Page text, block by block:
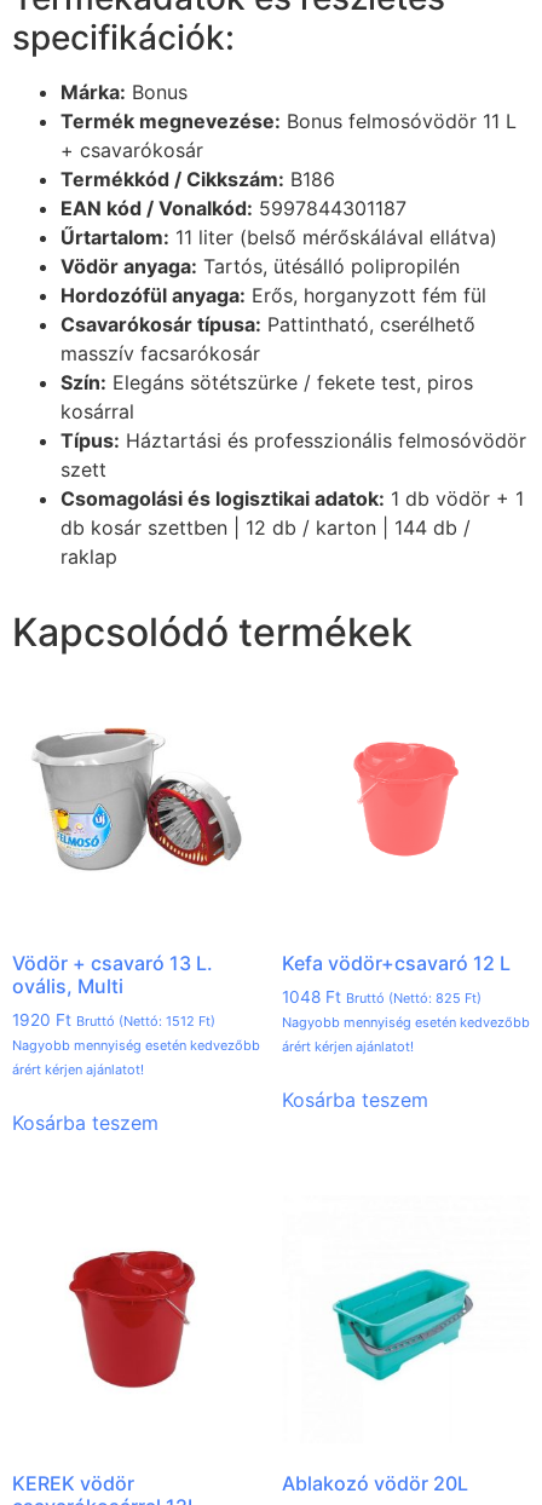
specifikációk:
Márka: Bonus
Termék megnevezése: Bonus felmosóvödör 11 L
+ csavarókosár
Termékkód / Cikkszám: B186
EAN kód / Vonalkód: 5997844301187
Űrtartalom: 11 liter (belső mérőskálával ellátva)
Vödör anyaga: Tartós, ütésálló polipropilén
Hordozófül anyaga: Erős, horganyzott fém fül
Csavarókosár típusa: Pattintható, cserélhető
masszív facsarókosár
Szín: Elegáns sötétszürke / fekete test, piros
kosárral
Típus: Háztartási és professzionális felmosóvödör
szett
Csomagolási és logisztikai adatok: 1 db vödör + 1
db kosár szettben | 12 db / karton | 144 db /
raklap
Kapcsolódó termékek
Vödör + csavaró 13 L.
ovális, Multi
1920 Ft Bruttó (Nettó: 1512 Ft)
Nagyobb mennyiség esetén kedvezőbb
árért kérjen ajánlatot!
Kosárba teszem
Kefa vödör+csavaró 12 L
1048 Ft Bruttó (Nettó: 825 Ft)
Nagyobb mennyiség esetén kedvezőbb
árért kérjen ajánlatot!
Kosárba teszem
KEREK vödör
Ablakozó vödör 20L